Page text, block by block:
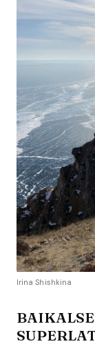
Irina Shishkina